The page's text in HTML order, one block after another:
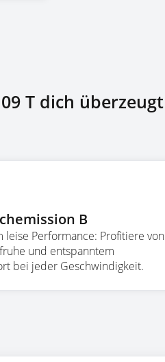
T dich überzeugt
B
leise Performance: Profitiere von
und entspanntem
bei jeder Geschwindigkeit.